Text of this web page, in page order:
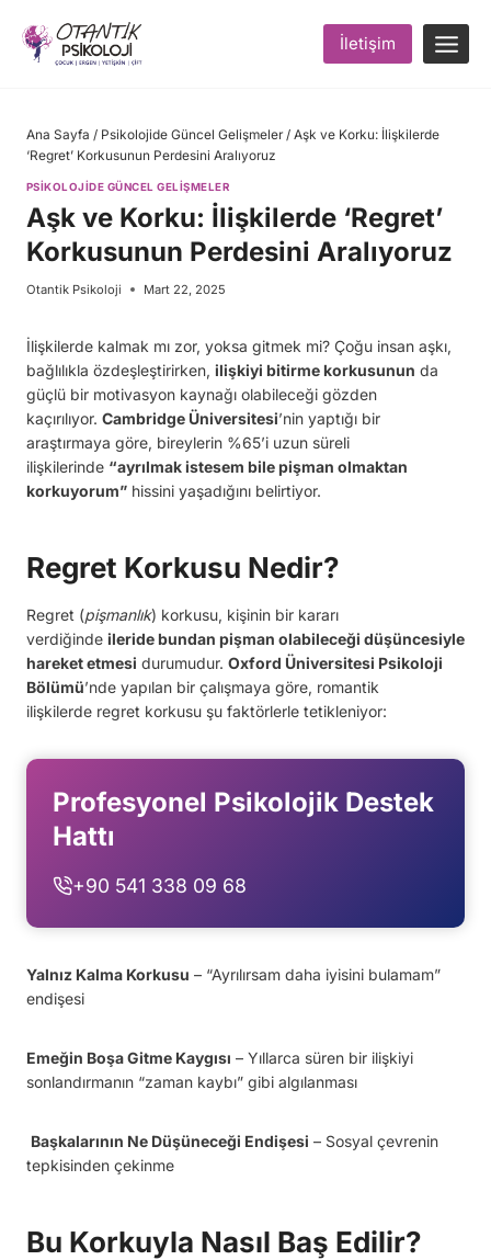
content
İletişim
Ana Sayfa / Psikolojide Güncel Gelişmeler / Aşk ve Korku: İlişkilerde
‘Regret’ Korkusunun Perdesini Aralıyoruz
PSIKOLOJIDE GÜNCEL GELIŞMELER
Aşk ve Korku: İlişkilerde ‘Regret’
Korkusunun Perdesini Aralıyoruz
Otantik Psikoloji Mart 22, 2025
İlişkilerde kalmak mı zor, yoksa gitmek mi? Çoğu insan aşkı,
bağlılıkla özdeşleştirirken, ilişkiyi bitirme korkusunun da
güçlü bir motivasyon kaynağı olabileceği gözden
kaçırılıyor. Cambridge Üniversitesi’nin yaptığı bir
araştırmaya göre, bireylerin %65’i uzun süreli
ilişkilerinde “ayrılmak istesem bile pişman olmaktan
korkuyorum” hissini yaşadığını belirtiyor.
Regret Korkusu Nedir?
Regret (pişmanlık) korkusu, kişinin bir kararı
verdiğinde ileride bundan pişman olabileceği düşüncesiyle
hareket etmesi durumudur. Oxford Üniversitesi Psikoloji
Bölümü’nde yapılan bir çalışmaya göre, romantik
ilişkilerde regret korkusu şu faktörlerle tetikleniyor:
Profesyonel Psikolojik Destek
Hattı
+90 541 338 09 68
Yalnız Kalma Korkusu – “Ayrılırsam daha iyisini bulamam”
endişesi
Emeğin Boşa Gitme Kaygısı – Yıllarca süren bir ilişkiyi
sonlandırmanın “zaman kaybı” gibi algılanması
Başkalarının Ne Düşüneceği Endişesi – Sosyal çevrenin
tepkisinden çekinme
Bu Korkuyla Nasıl Baş Edilir?